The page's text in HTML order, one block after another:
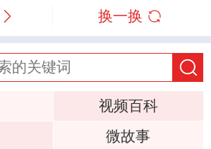
换一换
视频百科
微故事